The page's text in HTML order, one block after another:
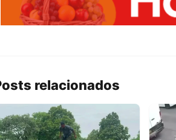
relacionados